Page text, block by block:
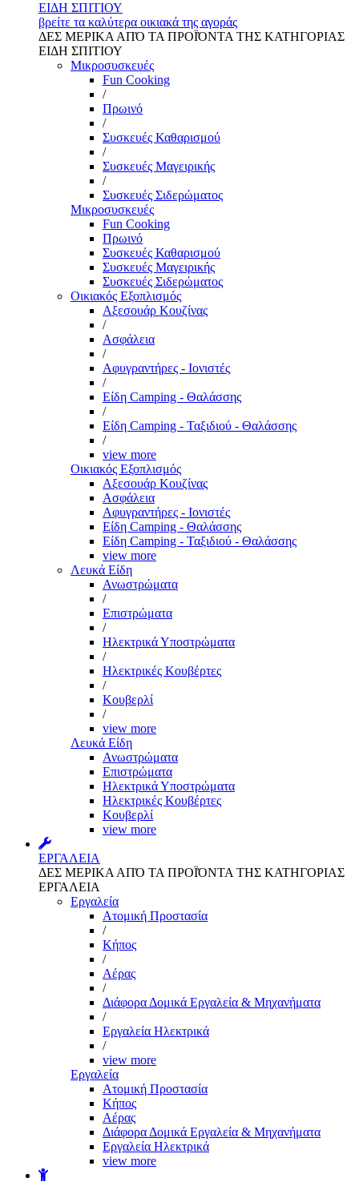
ΕΙΔΗ ΣΠΙΤΙΟΥ
βρείτε τα καλύτερα οικιακά της αγοράς
ΔΕΣ ΜΕΡΙΚΑ ΑΠΌ ΤΑ ΠΡΟΪΌΝΤΑ ΤΗΣ ΚΑΤΗΓΟΡΙΑΣ
ΕΙΔΗ ΣΠΙΤΙΟΥ
Μικροσυσκευές
Fun Cooking
/
Πρωινό
/
Συσκευές Καθαρισμού
/
Συσκευές Μαγειρικής
/
Συσκευές Σιδερώματος
Μικροσυσκευές
Fun Cooking
Πρωινό
Συσκευές Καθαρισμού
Συσκευές Μαγειρικής
Συσκευές Σιδερώματος
Οικιακός Εξοπλισμός
Αξεσουάρ Κουζίνας
/
Ασφάλεια
/
Αφυγραντήρες - Ιονιστές
/
Είδη Camping - Θαλάσσης
/
Είδη Camping - Ταξιδιού - Θαλάσσης
/
view more
Οικιακός Εξοπλισμός
Αξεσουάρ Κουζίνας
Ασφάλεια
Αφυγραντήρες - Ιονιστές
Είδη Camping - Θαλάσσης
Είδη Camping - Ταξιδιού - Θαλάσσης
view more
Λευκά Είδη
Ανωστρώματα
/
Επιστρώματα
/
Ηλεκτρικά Υποστρώματα
/
Ηλεκτρικές Κουβέρτες
/
Κουβερλί
/
view more
Λευκά Είδη
Ανωστρώματα
Επιστρώματα
Ηλεκτρικά Υποστρώματα
Ηλεκτρικές Κουβέρτες
Κουβερλί
view more
ΕΡΓΑΛΕΙΑ
ΔΕΣ ΜΕΡΙΚΑ ΑΠΌ ΤΑ ΠΡΟΪΌΝΤΑ ΤΗΣ ΚΑΤΗΓΟΡΙΑΣ
ΕΡΓΑΛΕΙΑ
Εργαλεία
Aτομική Προστασία
/
Kήπος
/
Αέρας
/
Διάφορα Δομικά Εργαλεία & Μηχανήματα
/
Εργαλεία Ηλεκτρικά
/
view more
Εργαλεία
Aτομική Προστασία
Kήπος
Αέρας
Διάφορα Δομικά Εργαλεία & Μηχανήματα
Εργαλεία Ηλεκτρικά
view more